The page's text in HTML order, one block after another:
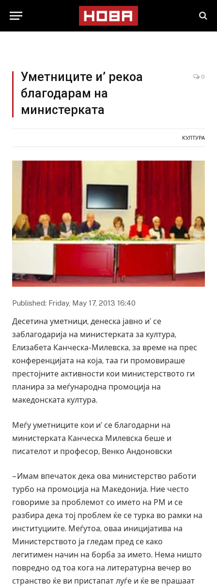
Уметниците и’ рекоа
благодарам на
министерката
0
КУЛТУРА
Published: Friday, May 17, 2013 16:40
Десетина уметници, денеска јавно и’ се
заблагодарија на министерката за култура,
Елизабета Канческа-Милевска, за време на прес
конференцијата на која, таа ги промовираше
престојните активности кои министерството ги
планира за меѓународна промоција на
македонската култура.
Меѓу уметниците кои и’ се благодарни на
министeрката Канческа Милевска беше и
писателот и професор, Венко Андоновски
– Имам впечаток дека ова министерство работи
турбо на промоција на Македонија. Ние често
говориме за проблемот со името на РМ и се
разбира дека тој проблем ќе се турка во рамки на
институциите. Меѓутоа, оваа иницијатива на
Министерството ја гледам пред се како
легитимен начин на борба за името. Нема ништо
повредно од тоа кога на литературна вечер во
странство ќе ви пристапат луѓе и ќе ве прашаат